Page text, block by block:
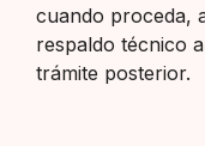
cuando proceda,
respaldo técnico
trámite posterior.